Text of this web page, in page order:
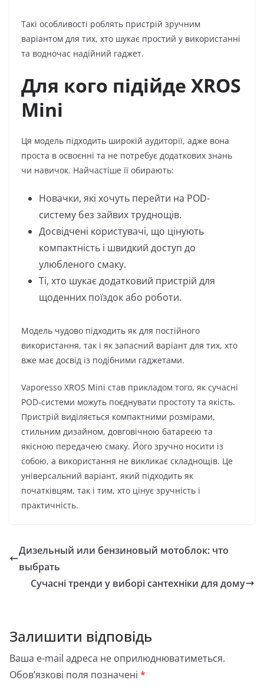
Такі особливості роблять пристрій зручним
варіантом для тих, хто шукає простий у використанні
та водночас надійний гаджет.
Для кого підійде XROS
Mini
Ця модель підходить широкій аудиторії, адже вона
проста в освоєнні та не потребує додаткових знань
чи навичок. Найчастіше її обирають:
Новачки, які хочуть перейти на POD-
систему без зайвих труднощів.
Досвідчені користувачі, що цінують
компактність і швидкий доступ до
улюбленого смаку.
Ті, хто шукає додатковий пристрій для
щоденних поїздок або роботи.
Модель чудово підходить як для постійного
використання, так і як запасний варіант для тих, хто
вже має досвід із подібними гаджетами.
Vaporesso XROS Mini став прикладом того, як сучасні
POD-системи можуть поєднувати простоту та якість.
Пристрій виділяється компактними розмірами,
стильним дизайном, довговічною батареєю та
якісною передачею смаку. Його зручно носити із
собою, а використання не викликає складнощів. Це
універсальний варіант, який підходить як
початківцям, так і тим, хто цінує зручність і
практичність.
Дизельный или бензиновый мотоблок: что
выбрать
Сучасні тренди у виборі сантехніки для дому
Залишити відповідь
Ваша e-mail адреса не оприлюднюватиметься.
Обов’язкові поля позначені *